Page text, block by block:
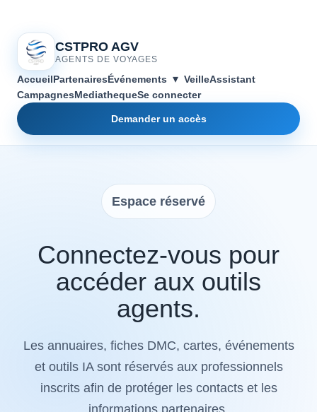
CSTPRO AGV
AGENTS DE VOYAGES
AccueilPartenairesÉvénements ▾ VeilleAssistant
CampagnesMediathequeSe connecter
Demander un accès
Espace réservé
Connectez-vous pour
accéder aux outils
agents.
Les annuaires, fiches DMC, cartes, événements
et outils IA sont réservés aux professionnels
inscrits afin de protéger les contacts et les
informations partenaires.